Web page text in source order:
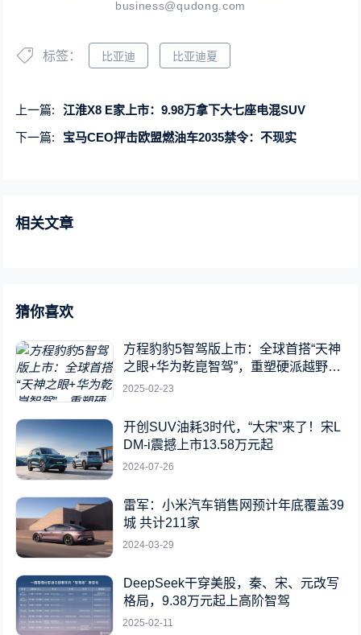
business@qudong.com
标签： 比亚迪 比亚迪夏
上一篇:
江淮X8 E家上市：9.98万拿下大七座电混SUV
下一篇:
宝马CEO抨击欧盟燃油车2035禁令：不现实
相关文章
猜你喜欢
方程豹豹5智驾版上市：全球首搭“天神
之眼+华为乾崑智驾”，重塑硬派越野新
标杆
2025-02-23
开创SUV油耗3时代，“大宋”来了！宋L
DM-i震撼上市13.58万元起
2024-07-26
雷军：小米汽车销售网预计年底覆盖39
城 共计211家
2024-03-29
DeepSeek干穿美股，秦、宋、元改写
格局，9.38万元起上高阶智驾
2025-02-11